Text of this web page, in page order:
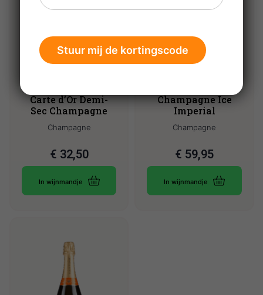
Carte d’Or Demi-
Sec Champagne
Champagne
€ 32,50
In wijnmandje
Champagne Ice
Imperial
Champagne
€ 59,95
In wijnmandje